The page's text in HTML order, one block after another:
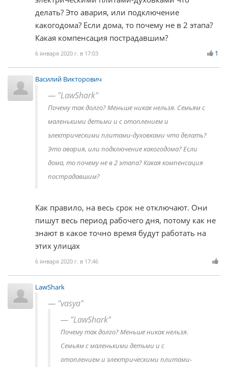
делать? Это авария, или подключение
какогодома? Если дома, то почему не в 2 этапа?
Какая компенсация пострадавшим?
6 января 2020 г. в 17:03 1
Василий Викторович
"LawShark"
Почему так долго? Меньше никак нельзя. Семьям с
маленькими детьми и с отоплением и
электрическими плитами-духовками что делать?
Это авария, или подключение какогодома? Если
дома, то почему не в 2 этапа? Какая компенсация
пострадавшим?
Как правило, на весь срок не отключают. Они
пишут весь период рабочего дня, потому как не
знают в какое точно время будут работать на
этих улицах
6 января 2020 г. в 17:46
LawShark
"vasya"
"LawShark"
Почему так долго? Меньше никак нельзя.
Семьям с маленькими детьми и с
отоплением и электрическими плитами-